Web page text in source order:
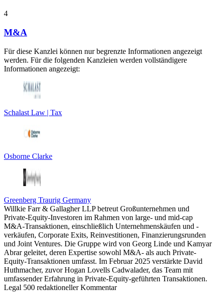
4
M&A
Für diese Kanzlei können nur begrenzte Informationen angezeigt
werden. Für die folgenden Kanzleien werden vollständigere
Informationen angezeigt:
Schalast Law | Tax
Osborne Clarke
Greenberg Traurig Germany
Willkie Farr & Gallagher LLP betreut Großunternehmen und
Private-Equity-Investoren im Rahmen von large- und mid-cap
M&A-Transaktionen, einschließlich Unternehmenskäufen und -
verkäufen, Corporate Exits, Reinvestitionen, Finanzierungsrunden
und Joint Ventures. Die Gruppe wird von Georg Linde und Kamyar
Abrar geleitet, deren Expertise sowohl M&A- als auch Private-
Equity-Transaktionen umfasst. Im Februar 2025 verstärkte David
Huthmacher, zuvor Hogan Lovells Cadwalader, das Team mit
umfassender Erfahrung in Private-Equity-geführten Transaktionen.
Legal 500 redaktioneller Kommentar